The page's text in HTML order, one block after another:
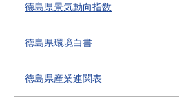
徳島県景気動向指数
徳島県環境白書
徳島県産業連関表